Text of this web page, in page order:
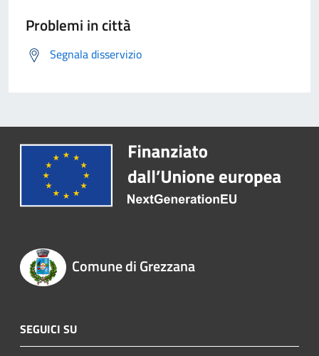
Problemi in città
Segnala disservizio
Comune di Grezzana
SEGUICI SU